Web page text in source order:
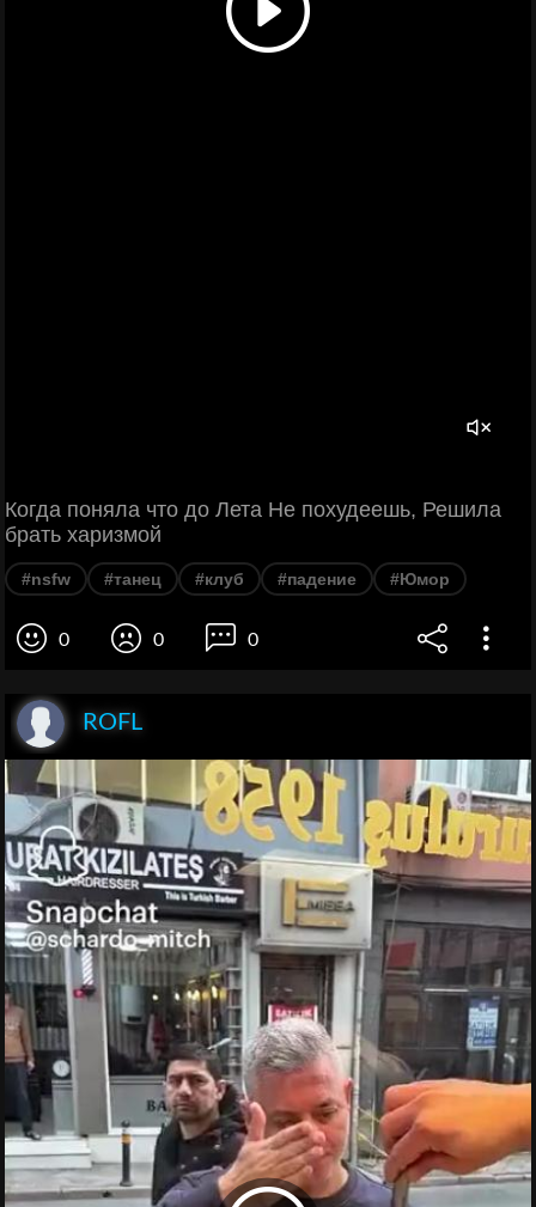
Когда поняла что до Лета Не похудеешь, Решила
брать харизмой
#nsfw #танец #клуб #падение #Юмор
0 0 0
ROFL